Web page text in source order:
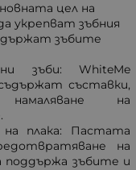
цел на
укрепват зъбния
зъбите
зъби: WhiteMe
съставки,
на
плака: Пастата
на
поддържа зъбите и